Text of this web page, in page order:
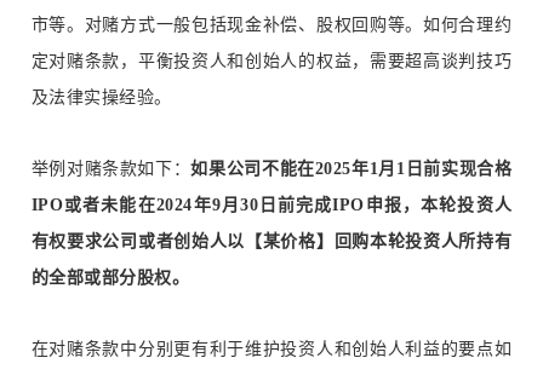
市等。对赌方式一般包括现金补偿、股权回购等。如何合理约
定对赌条款，平衡投资人和创始人的权益，需要超高谈判技巧
及法律实操经验。
举例对赌条款如下：如果公司不能在2025年1月1日前实现合格
IPO或者未能在2024年9月30日前完成IPO申报，本轮投资人
有权要求公司或者创始人以【某价格】回购本轮投资人所持有
的全部或部分股权。
在对赌条款中分别更有利于维护投资人和创始人利益的要点如